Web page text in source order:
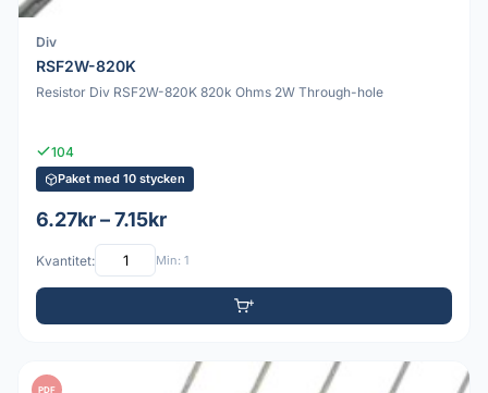
Div
RSF2W-820K
Resistor Div RSF2W-820K 820k Ohms 2W Through-hole
104
Paket med 10 stycken
6.27kr – 7.15kr
Kvantitet: Min: 1
PDF